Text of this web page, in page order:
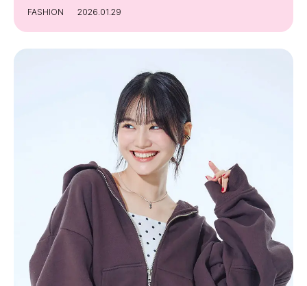
FASHION 2026.01.29